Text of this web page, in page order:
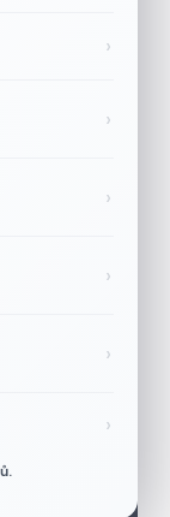
›
›
›
›
›
›